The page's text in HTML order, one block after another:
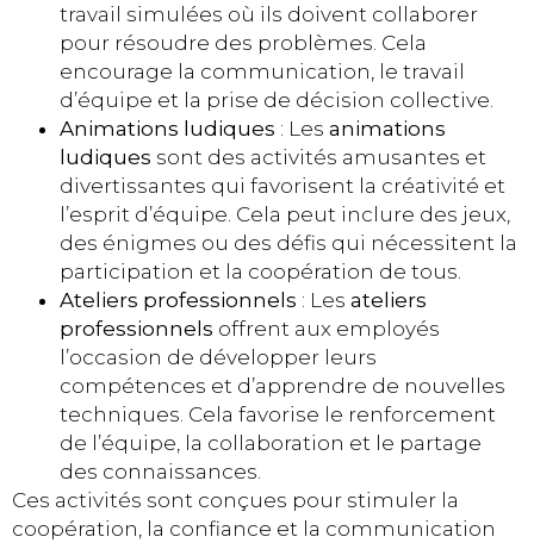
travail simulées où ils doivent collaborer
pour résoudre des problèmes. Cela
encourage la communication, le travail
d’équipe et la prise de décision collective.
Animations ludiques : Les animations
ludiques sont des activités amusantes et
divertissantes qui favorisent la créativité et
l’esprit d’équipe. Cela peut inclure des jeux,
des énigmes ou des défis qui nécessitent la
participation et la coopération de tous.
Ateliers professionnels : Les ateliers
professionnels offrent aux employés
l’occasion de développer leurs
compétences et d’apprendre de nouvelles
techniques. Cela favorise le renforcement
de l’équipe, la collaboration et le partage
des connaissances.
Ces activités sont conçues pour stimuler la
coopération, la confiance et la communication